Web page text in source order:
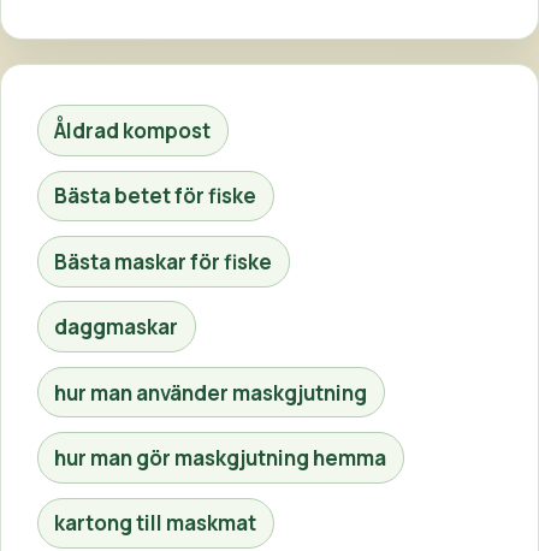
Åldrad kompost
Bästa betet för fiske
Bästa maskar för fiske
daggmaskar
hur man använder maskgjutning
hur man gör maskgjutning hemma
kartong till maskmat